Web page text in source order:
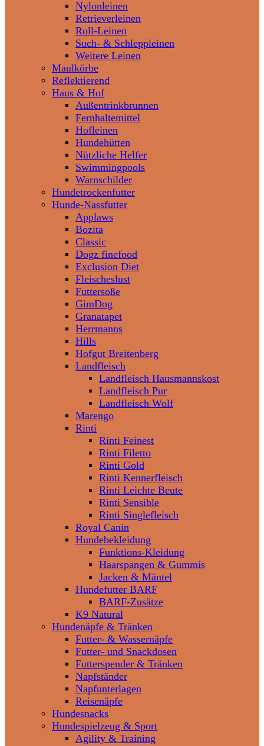
Nylonleinen
Retrieverleinen
Roll-Leinen
Such- & Schleppleinen
Weitere Leinen
Maulkörbe
Reflektierend
Haus & Hof
Außentrinkbrunnen
Fernhaltemittel
Hofleinen
Hundehütten
Nützliche Helfer
Swimmingpools
Warnschilder
Hundetrockenfutter
Hunde-Nassfutter
Applaws
Bozita
Classic
Dogz finefood
Exclusion Diet
Fleischeslust
Futtersoße
GimDog
Granatapet
Herrmanns
Hills
Hofgut Breitenberg
Landfleisch
Landfleisch Hausmannskost
Landfleisch Pur
Landfleisch Wolf
Marengo
Rinti
Rinti Feinest
Rinti Filetto
Rinti Gold
Rinti Kennerfleisch
Rinti Leichte Beute
Rinti Sensible
Rinti Singlefleisch
Royal Canin
Hundebekleidung
Funktions-Kleidung
Haarspangen & Gummis
Jacken & Mäntel
Hundefutter BARF
BARF-Zusätze
K9 Natural
Hundenäpfe & Tränken
Futter- & Wassernäpfe
Futter- und Snackdosen
Futterspender & Tränken
Napfständer
Napfunterlagen
Reisenäpfe
Hundesnacks
Hundespielzeug & Sport
Agility & Training